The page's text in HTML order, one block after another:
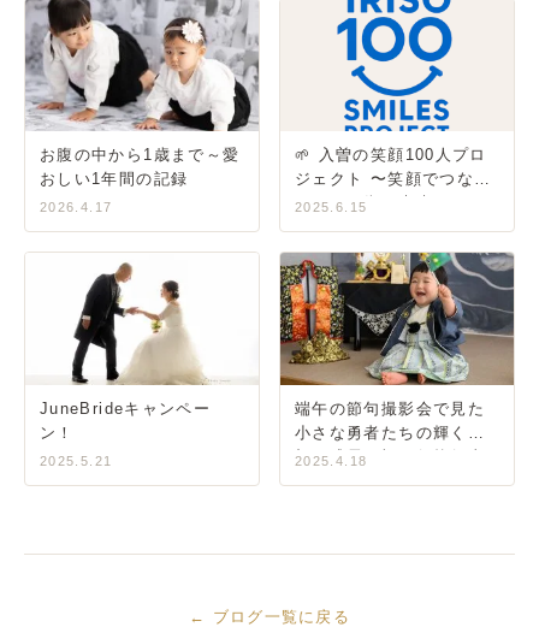
お腹の中から1歳まで～愛
おしい1年間の記録
2026.4.17
🌱 入曽の笑顔100人プロ
ジェクト 〜笑顔でつな
ぐ、この街の未来〜
2025.6.15
JuneBrideキャンペー
ン！
2025.5.21
端午の節句撮影会で見た
小さな勇者たちの輝く笑
顔〜成長を祝う伝統行事
の思い出づくり〜
2025.4.18
← ブログ一覧に戻る